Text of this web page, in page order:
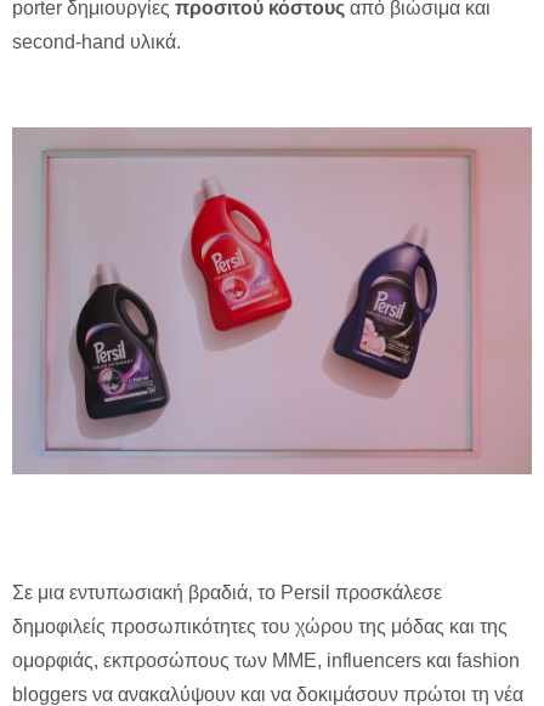
porter δημιουργίες προσιτού κόστους από βιώσιμα και
second-hand υλικά.
Σε μια εντυπωσιακή βραδιά, το Persil προσκάλεσε
δημοφιλείς προσωπικότητες του χώρου της μόδας και της
ομορφιάς, εκπροσώπους των ΜΜΕ, influencers και fashion
bloggers να ανακαλύψουν και να δοκιμάσουν πρώτοι τη νέα